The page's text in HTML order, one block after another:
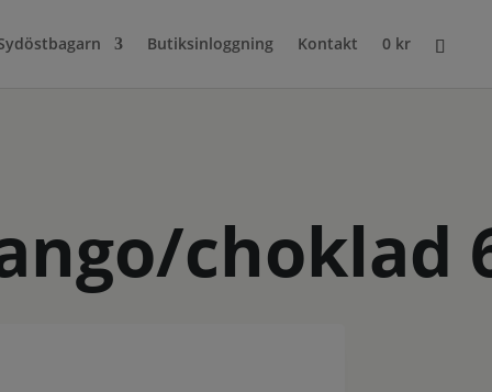
Butiksinloggning Kontakt 0 kr
choklad